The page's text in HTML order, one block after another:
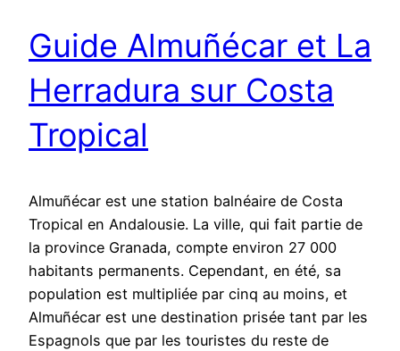
Guide Almuñécar et La
Herradura sur Costa
Tropical
Almuñécar est une station balnéaire de Costa
Tropical en Andalousie. La ville, qui fait partie de
la province Granada, compte environ 27 000
habitants permanents. Cependant, en été, sa
population est multipliée par cinq au moins, et
Almuñécar est une destination prisée tant par les
Espagnols que par les touristes du reste de